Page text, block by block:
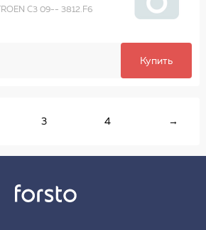
C3 09-- 3812.F6
Купить
3 4 →